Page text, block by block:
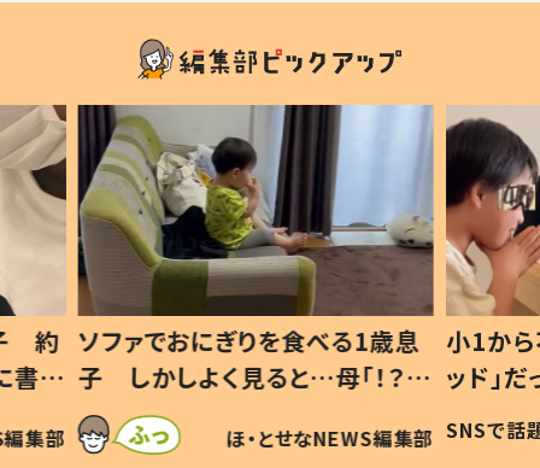
歳息
？」
編集部
小1から不登校、息子は「ギフテ
ッド」だった 父が“ウチ給食”を
作り続ける理由とは #令和の親
#令和の子
SNSで話題 ほ・とせなNEWS編集部
ひ孫
が、抱
「涙
い」